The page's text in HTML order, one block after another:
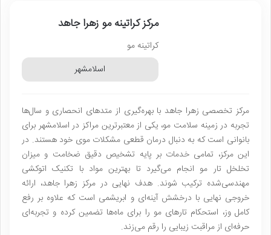
مرکز کراتینه مو زهرا جاهد
کراتینه مو
اسلامشهر
مرکز تخصصی زهرا جاهد با بهره‌گیری از متدهای انحصاری و سال‌ها
تجربه در زمینه سلامت مو، یکی از معتبرترین مراکز در اسلامشهر برای
بانوانی است که به دنبال درمان قطعی مشکلات موی خود هستند. در
این مرکز، تمامی خدمات بر پایه تشخیص دقیق ضخامت و میزان
تخلخل تار مو انجام می‌گیرد تا بهترین مواد با تکنیک اتوکشی
مهندسی‌شده ترکیب شوند. هدف نهایی در مرکز زهرا جاهد، ارائه
خروجی نهایی با درخشش آینه‌ای و ابریشمی است که علاوه بر رفع
کامل وز، استحکام تارهای مو را برای ماه‌ها تضمین کرده و تجربه‌ای
حرفه‌ای از مراقبت زیبایی را رقم می‌زند.